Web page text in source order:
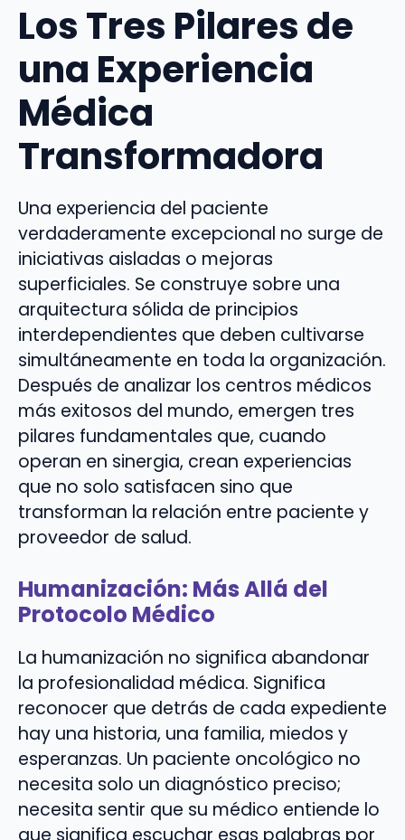
Los Tres Pilares de
una Experiencia
Médica
Transformadora
Una experiencia del paciente
verdaderamente excepcional no surge de
iniciativas aisladas o mejoras
superficiales. Se construye sobre una
arquitectura sólida de principios
interdependientes que deben cultivarse
simultáneamente en toda la organización.
Después de analizar los centros médicos
más exitosos del mundo, emergen tres
pilares fundamentales que, cuando
operan en sinergia, crean experiencias
que no solo satisfacen sino que
transforman la relación entre paciente y
proveedor de salud.
Humanización: Más Allá del
Protocolo Médico
La humanización no significa abandonar
la profesionalidad médica. Significa
reconocer que detrás de cada expediente
hay una historia, una familia, miedos y
esperanzas. Un paciente oncológico no
necesita solo un diagnóstico preciso;
necesita sentir que su médico entiende lo
que significa escuchar esas palabras por